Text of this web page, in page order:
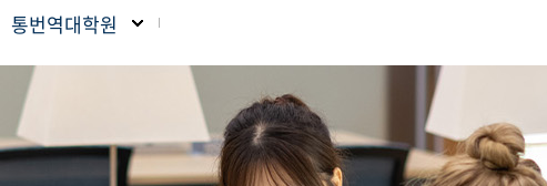
통번역대학원